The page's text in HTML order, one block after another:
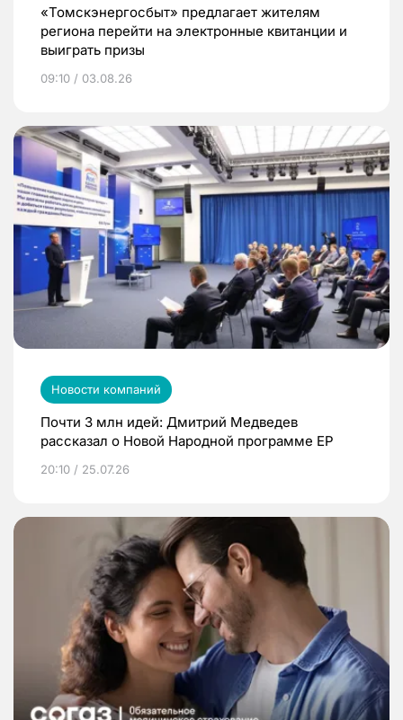
«Томскэнергосбыт» предлагает жителям
региона перейти на электронные квитанции и
выиграть призы
09:10 / 03.08.26
Новости компаний
Почти 3 млн идей: Дмитрий Медведев
рассказал о Новой Народной программе ЕР
20:10 / 25.07.26